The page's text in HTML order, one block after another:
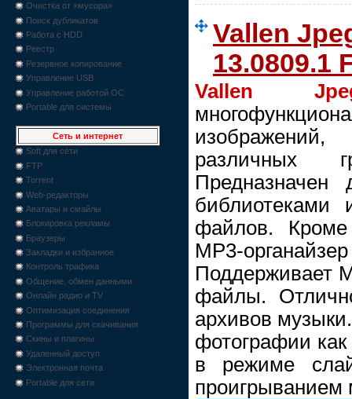
Очистка от «мусора»
Поиск дубликатов
Работа с HDD
Реестр
Резервное копирование
Управление USB
Управление работой ОС
Portable для системы
Сеть и интернет
Soft для сети
FTP
Torrent
Web-редакторы
Аватары и смайлы
Блокировка рекламы
Браузеры
Закладки и избранное
Контроль трафика
Общение, обмен данными
Онлайн радио и TV
Оптимизация соединения
Программы для скачивания
Скины и плагины
Удаленный доступ
Электронная почта
Portable для сети
Vallen
13.0809.1
Vallen
различных
библиотеками
файлов.
MP3-
Поддерживает
файлы.
архивов
фотографии
в режиме
проигрыванием